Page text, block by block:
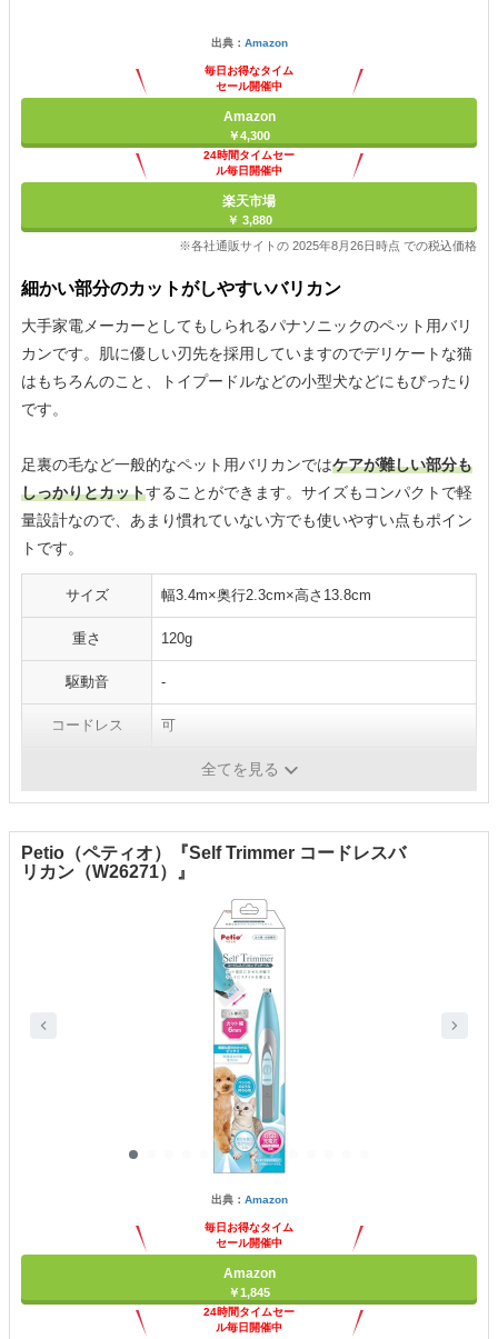
出典： Amazon
毎日お得なタイム
セール開催中
Amazon
￥4,300
24時間タイムセー
ル毎日開催中
楽天市場
￥ 3,880
※各社通販サイトの 2025年8月26日時点 での税込価格
細かい部分のカットがしやすいバリカン
大手家電メーカーとしてもしられるパナソニックのペット用バリ
カンです。肌に優しい刃先を採用していますのでデリケートな猫
はもちろんのこと、トイプードルなどの小型犬などにもぴったり
です。
足裏の毛など一般的なペット用バリカンではケアが難しい部分も
しっかりとカットすることができます。サイズもコンパクトで軽
量設計なので、あまり慣れていない方でも使いやすい点もポイン
トです。
サイズ 幅3.4m×奥行2.3cm×高さ13.8cm
重さ 120g
駆動音 -
コードレス 可
全てを見る
Petio（ペティオ）『Self Trimmer コードレスバ
リカン（W26271）』
出典： Amazon
毎日お得なタイム
セール開催中
Amazon
￥1,845
24時間タイムセー
ル毎日開催中